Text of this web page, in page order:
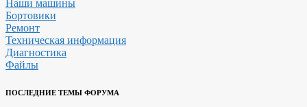
Наши машины
Бортовики
Ремонт
Техническая информация
Диагностика
Файлы
ПОСЛЕДНИЕ ТЕМЫ ФОРУМА